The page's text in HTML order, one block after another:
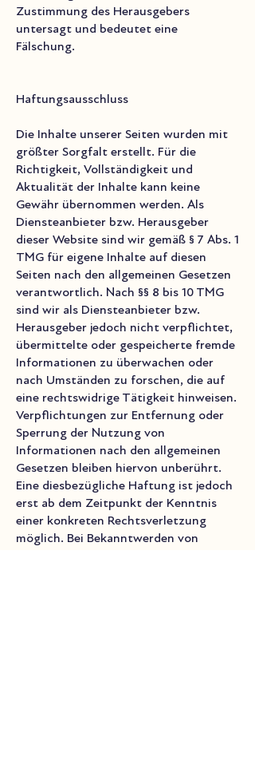
Zustimmung des Herausgebers
untersagt und bedeutet eine
Fälschung.
Haftungsausschluss
Die Inhalte unserer Seiten wurden mit
größter Sorgfalt erstellt. Für die
Richtigkeit, Vollständigkeit und
Aktualität der Inhalte kann keine
Gewähr übernommen werden. Als
Diensteanbieter bzw. Herausgeber
dieser Website sind wir gemäß § 7 Abs. 1
TMG für eigene Inhalte auf diesen
Seiten nach den allgemeinen Gesetzen
verantwortlich. Nach §§ 8 bis 10 TMG
sind wir als Diensteanbieter bzw.
Herausgeber jedoch nicht verpflichtet,
übermittelte oder gespeicherte fremde
Informationen zu überwachen oder
nach Umständen zu forschen, die auf
eine rechtswidrige Tätigkeit hinweisen.
Verpflichtungen zur Entfernung oder
Sperrung der Nutzung von
Informationen nach den allgemeinen
Gesetzen bleiben hiervon unberührt.
Eine diesbezügliche Haftung ist jedoch
erst ab dem Zeitpunkt der Kenntnis
einer konkreten Rechtsverletzung
möglich. Bei Bekanntwerden von